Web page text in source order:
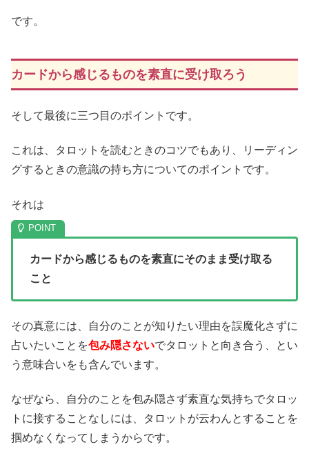
です。
カードから感じるものを素直に受け取ろう
そして最後に三つ目のポイントです。
これは、タロットを読むときのコツでもあり、リーディン
グするときの意識の持ち方についてのポイントです。
それは
カードから感じるものを素直にそのまま受け取る
こと
その真意には、自分のことが知りたい理由を誤魔化さずに
占いたいことを包み隠さないでタロットと向き合う、とい
う意味合いをも含んでいます。
なぜなら、自分のことを包み隠さず素直な気持ちでタロッ
トに接することなしには、タロットが云わんとすることを
掴めなくなってしまうからです。